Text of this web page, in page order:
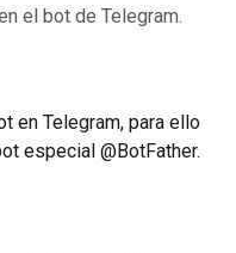
el bot de Telegram.
en Telegram, para ello
especial @BotFather.